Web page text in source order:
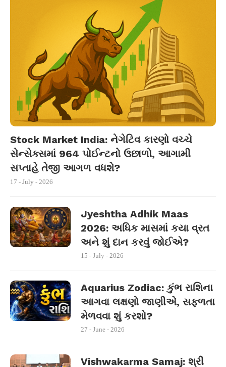
Stock Market India: નેગેટિવ કારણો વચ્ચે
સેન્સેક્સમાં 964 પોઈન્ટનો ઉછાળો, આગામી
સપ્તાહે તેજી આગળ વધશે?
17 - July - 2026
Jyeshtha Adhik Maas
2026: અધિક માસમાં કયા વ્રત
અને શું દાન કરવું જોઈએ?
15 - July - 2026
Aquarius Zodiac: કુંભ રાશિના
આગવા લક્ષણો જાણીએ, સફળતા
મેળવવા શું કરશો?
27 - June - 2026
Vishwakarma Samaj: શ્રી